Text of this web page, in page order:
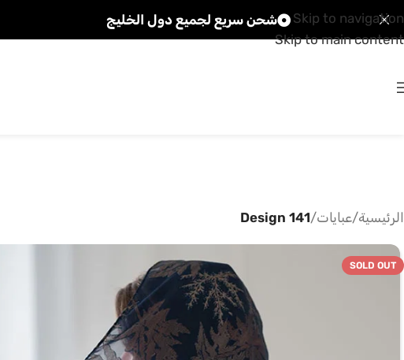
Skip to navigation
Skip to main content
شحن سريع لجميع دول الخليج
الرئيسية/عبايات/
Design 141
SOLD OUT